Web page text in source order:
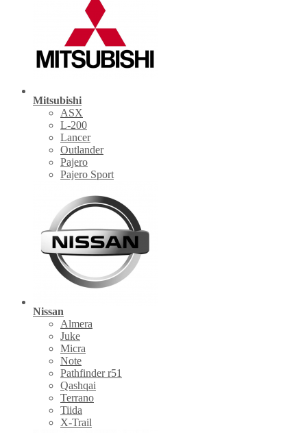
Mitsubishi
ASX
L-200
Lancer
Outlander
Pajero
Pajero Sport
Nissan
Almera
Juke
Micra
Note
Pathfinder r51
Qashqai
Terrano
Tiida
X-Trail